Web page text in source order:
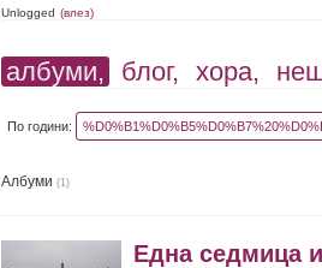
Unlogged (влез)
албуми, блог, хора,
По години:
Албуми(1)
Една седмица